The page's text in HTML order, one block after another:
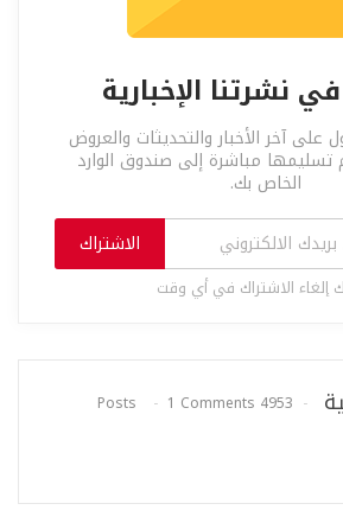
نشرتنا الإخبارية
على آخر الأخبار والتحديثات والعروض
تسليمها مباشرة إلى صندوق الوارد
الخاص بك.
الاشتراك
إلغاء الاشتراك في أي وقت
4953 Posts
1 Comments